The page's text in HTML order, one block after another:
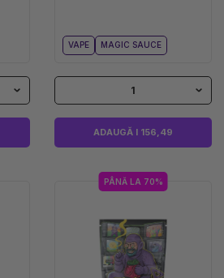
VAPE MAGIC SAUCE
1
ADAUGĂ I 156,49
PÂNĂ LA 70%